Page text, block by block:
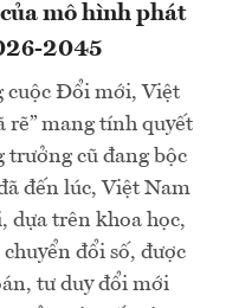
mô hình phát
2045
cuộc Đổi mới, Việt
rẽ” mang tính quyết
cũ đang bộc
đến lúc, Việt Nam
dựa trên khoa học,
đổi số, được
tư duy đổi mới